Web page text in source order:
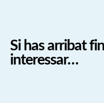
Si has arribat
interessar…